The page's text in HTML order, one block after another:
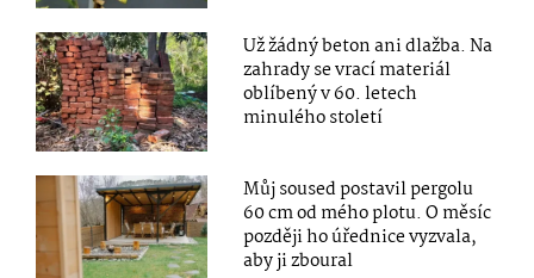
Už žádný beton ani dlažba. Na
zahrady se vrací materiál
oblíbený v 60. letech
minulého století
Můj soused postavil pergolu
60 cm od mého plotu. O měsíc
později ho úřednice vyzvala,
aby ji zboural